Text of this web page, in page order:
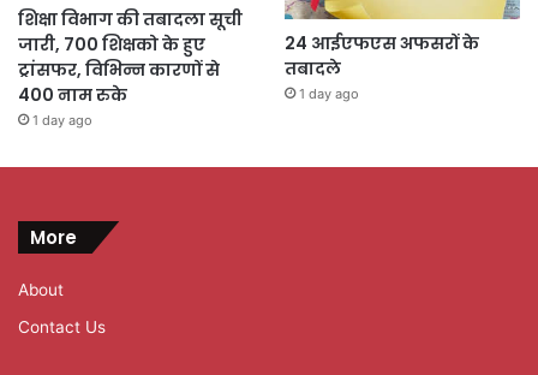
शिक्षा विभाग की तबादला सूची
जारी, 700 शिक्षको के हुए
ट्रांसफर, विभिन्न कारणों से
400 नाम रुके
1 day ago
24 आईएफएस अफसरों के
तबादले
1 day ago
More
About
Contact Us